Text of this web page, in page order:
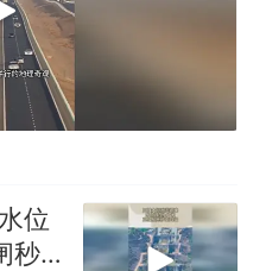
位
秒